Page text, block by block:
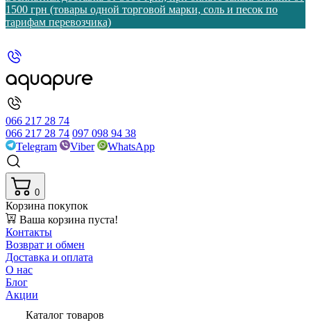
1500 грн (товары одной торговой марки, соль и песок по
тарифам перевозчика)
066 217 28 74
066 217 28 74 097 098 94 38
Telegram
Viber WhatsApp
0
Корзина покупок
Ваша корзина пуста!
Контакты
Возврат и обмен
Доставка и оплата
О нас
Блог
Акции
Каталог товаров